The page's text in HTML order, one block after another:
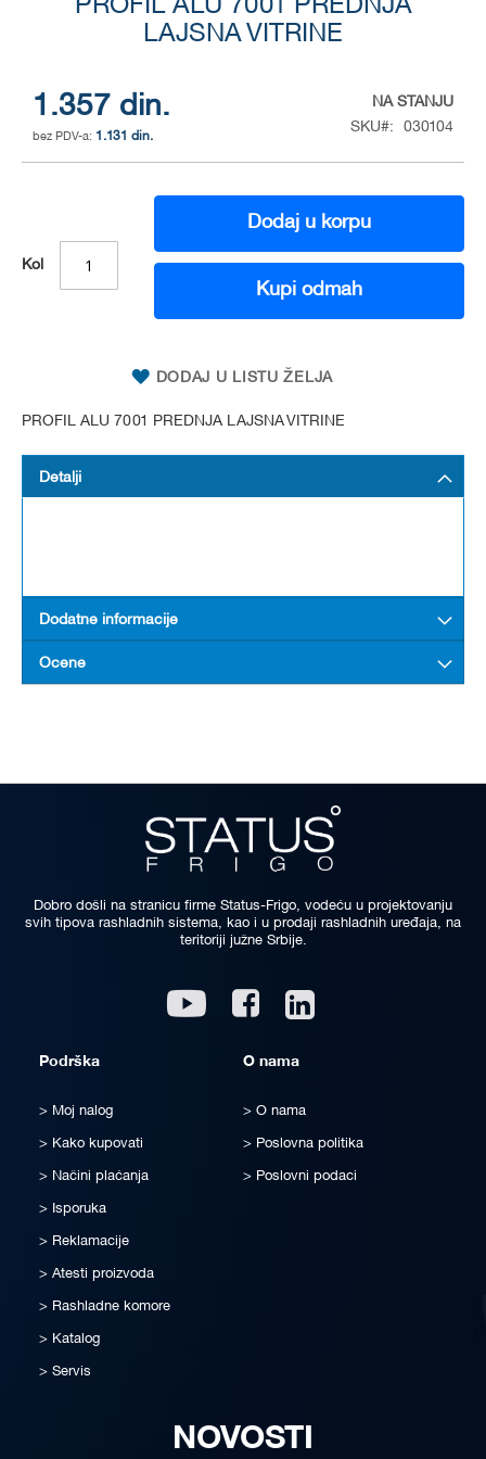
PROFIL ALU 7001 PREDNJA
LAJSNA VITRINE
1.357 din.
1.131 din.
NA STANJU
SKU
030104
Kol
Dodaj u korpu
Kupi odmah
DODAJ U LISTU ŽELJA
PROFIL ALU 7001 PREDNJA LAJSNA VITRINE
images
gallery
Detalji
Dodatne informacije
Ocene
Dobro došli na stranicu firme Status-Frigo, vodeću u projektovanju
svih tipova rashladnih sistema, kao i u prodaji rashladnih uređaja, na
teritoriji južne Srbije.
Youtube Facebook
Podrška
Moj nalog
Kako kupovati
Načini plaćanja
Isporuka
Reklamacije
Atesti proizvoda
Rashladne komore
Katalog
Servis
O nama
O nama
Poslovna politika
Poslovni podaci
NOVOSTI